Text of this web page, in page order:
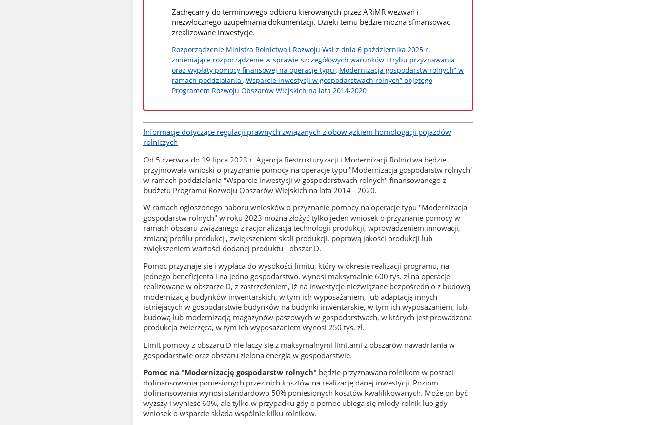
Zachęcamy do terminowego odbioru kierowanych przez ARiMR wezwań i
niezwłocznego uzupełniania dokumentacji. Dzięki temu będzie można sfinansować
zrealizowane inwestycje.
Rozporządzenie Ministra Rolnictwa i Rozwoju Wsi z dnia 6 października 2025 r.
zmieniające rozporządzenie w sprawie szczegółowych warunków i trybu przyznawania
oraz wypłaty pomocy finansowej na operacje typu „Modernizacja gospodarstw rolnych” w
ramach poddziałania „Wsparcie inwestycji w gospodarstwach rolnych” objętego
Programem Rozwoju Obszarów Wiejskich na lata 2014-2020
Informacje dotyczące regulacji prawnych związanych z obowiązkiem homologacji pojazdów
rolniczych
Od 5 czerwca do 19 lipca 2023 r. Agencja Restrukturyzacji i Modernizacji Rolnictwa będzie
przyjmowała wnioski o przyznanie pomocy na operacje typu "Modernizacja gospodarstw rolnych"
w ramach poddziałania "Wsparcie inwestycji w gospodarstwach rolnych" finansowanego z
budżetu Programu Rozwoju Obszarów Wiejskich na lata 2014 - 2020.
W ramach ogłoszonego naboru wniosków o przyznanie pomocy na operacje typu "Modernizacja
gospodarstw rolnych" w roku 2023 można złożyć tylko jeden wniosek o przyznanie pomocy w
ramach obszaru związanego z racjonalizacją technologii produkcji, wprowadzeniem innowacji,
zmianą profilu produkcji, zwiększeniem skali produkcji, poprawą jakości produkcji lub
zwiększeniem wartości dodanej produktu - obszar D.
Pomoc przyznaje się i wypłaca do wysokości limitu, który w okresie realizacji programu, na
jednego beneficjenta i na jedno gospodarstwo, wynosi maksymalnie 600 tys. zł na operacje
realizowane w obszarze D, z zastrzeżeniem, iż na inwestycje niezwiązane bezpośrednio z budową,
modernizacją budynków inwentarskich, w tym ich wyposażaniem, lub adaptacją innych
istniejących w gospodarstwie budynków na budynki inwentarskie, w tym ich wyposażaniem, lub
budową lub modernizacją magazynów paszowych w gospodarstwach, w których jest prowadzona
produkcja zwierzęca, w tym ich wyposażaniem wynosi 250 tys. zł.
Limit pomocy z obszaru D nie łączy się z maksymalnymi limitami z obszarów nawadniania w
gospodarstwie oraz obszaru zielona energia w gospodarstwie.
Pomoc na "Modernizację gospodarstw rolnych" będzie przyznawana rolnikom w postaci
dofinansowania poniesionych przez nich kosztów na realizację danej inwestycji. Poziom
dofinansowania wynosi standardowo 50% poniesionych kosztów kwalifikowanych. Może on być
wyższy i wynieść 60%, ale tylko w przypadku gdy o pomoc ubiega się młody rolnik lub gdy
wniosek o wsparcie składa wspólnie kilku rolników.